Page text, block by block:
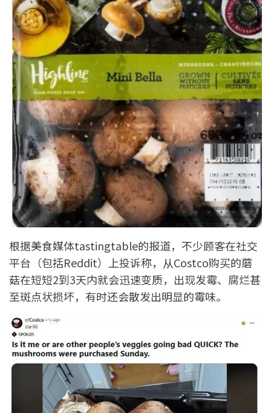
根据美食媒体tastingtable的报道，不少顾客在社交
平台（包括Reddit）上投诉称，从Costco购买的蘑
菇在短短2到3天内就会迅速变质，出现发霉、腐烂甚
至斑点状损坏，有时还会散发出明显的霉味。